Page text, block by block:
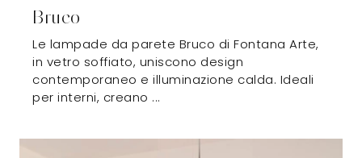
Bruco
Le lampade da parete Bruco di Fontana Arte,
in vetro soffiato, uniscono design
contemporaneo e illuminazione calda. Ideali
per interni, creano ...